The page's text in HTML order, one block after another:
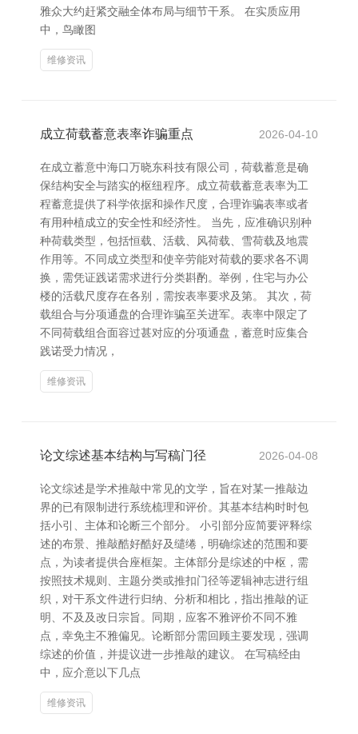
雅众大约赶紧交融全体布局与细节干系。 在实质应用
中，鸟瞰图
维修资讯
成立荷载蓄意表率诈骗重点 2026-04-10
在成立蓄意中海口万晓东科技有限公司，荷载蓄意是确
保结构安全与踏实的枢纽程序。成立荷载蓄意表率为工
程蓄意提供了科学依据和操作尺度，合理诈骗表率或者
有用种植成立的安全性和经济性。 当先，应准确识别种
种荷载类型，包括恒载、活载、风荷载、雪荷载及地震
作用等。不同成立类型和使辛劳能对荷载的要求各不调
换，需凭证践诺需求进行分类斟酌。举例，住宅与办公
楼的活载尺度存在各别，需按表率要求及第。 其次，荷
载组合与分项通盘的合理诈骗至关进军。表率中限定了
不同荷载组合面容过甚对应的分项通盘，蓄意时应集合
践诺受力情况，
维修资讯
论文综述基本结构与写稿门径 2026-04-08
论文综述是学术推敲中常见的文学，旨在对某一推敲边
界的已有限制进行系统梳理和评价。其基本结构时时包
括小引、主体和论断三个部分。 小引部分应简要评释综
述的布景、推敲酷好酷好及缱绻，明确综述的范围和要
点，为读者提供合座框架。主体部分是综述的中枢，需
按照技术规则、主题分类或推扣门径等逻辑神志进行组
织，对干系文件进行归纳、分析和相比，指出推敲的证
明、不及及改日宗旨。同期，应客不雅评价不同不雅
点，幸免主不雅偏见。论断部分需回顾主要发现，强调
综述的价值，并提议进一步推敲的建议。 在写稿经由
中，应介意以下几点
维修资讯